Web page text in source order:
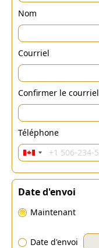
Nom
Courriel
Confirmer le courriel
Téléphone
Date d'envoi
Maintenant
Date d'envoi